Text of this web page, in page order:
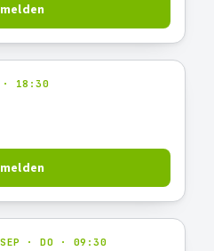
18:30
· DO · 09:30